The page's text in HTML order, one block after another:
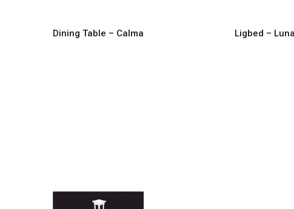
Dining Table – Calma Ligbed – Luna